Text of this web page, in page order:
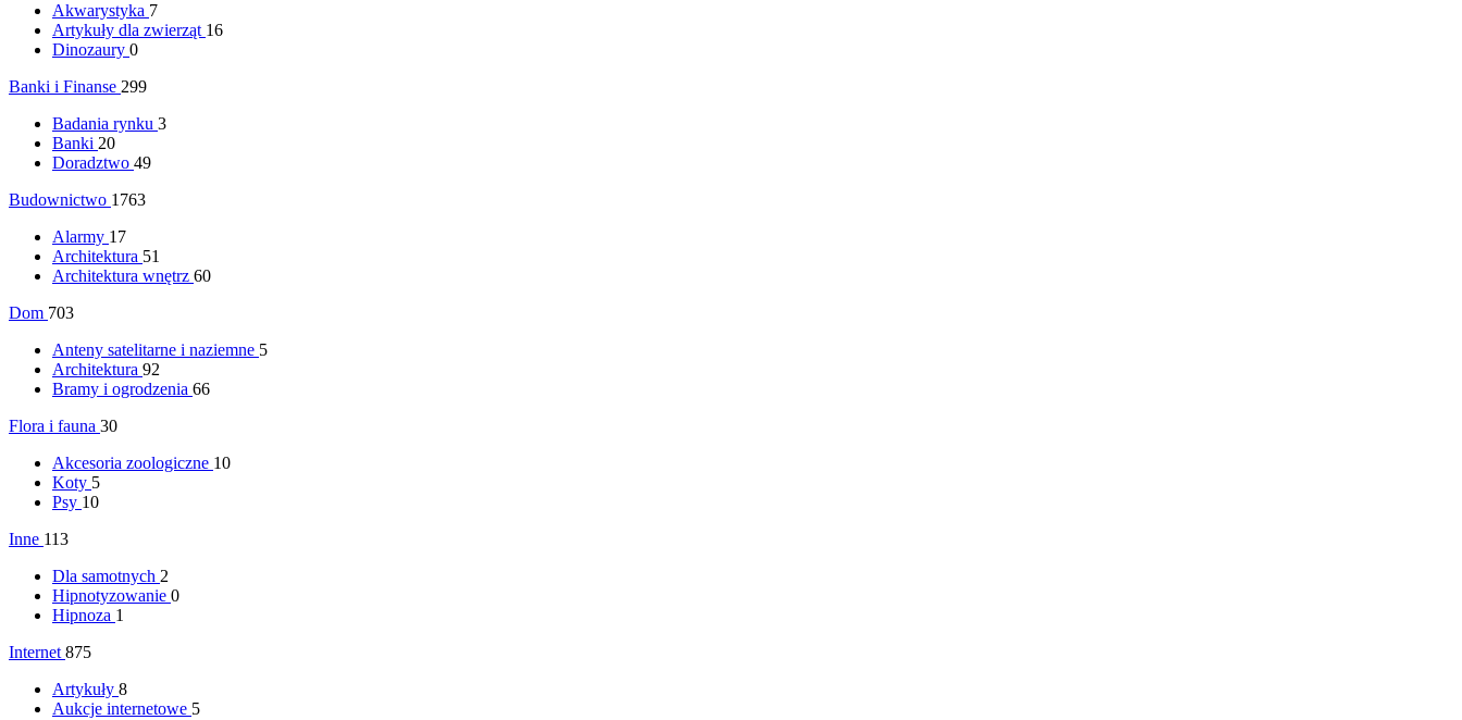
Akwarystyka 7
Artykuły dla zwierząt 16
Dinozaury 0
Banki i Finanse 299
Badania rynku 3
Banki 20
Doradztwo 49
Budownictwo 1763
Alarmy 17
Architektura 51
Architektura wnętrz 60
Dom 703
Anteny satelitarne i naziemne 5
Architektura 92
Bramy i ogrodzenia 66
Flora i fauna 30
Akcesoria zoologiczne 10
Koty 5
Psy 10
Inne 113
Dla samotnych 2
Hipnotyzowanie 0
Hipnoza 1
Internet 875
Artykuły 8
Aukcje internetowe 5